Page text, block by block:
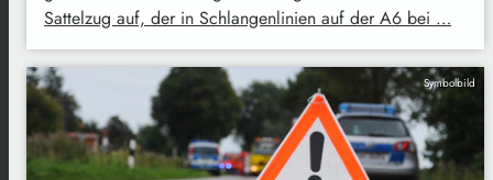
Sattelzug auf, der in Schlangenlinien auf der A6 bei …
Symbolbild